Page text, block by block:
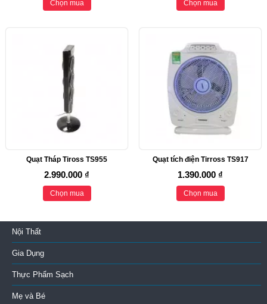
Chọn mua Chọn mua
Quạt Tháp Tiross TS955
2.990.000 ₫
Chọn mua
Quạt tích điện Tirross TS917
1.390.000 ₫
Chọn mua
Nội Thất
Gia Dụng
Thực Phẩm Sạch
Mẹ và Bé